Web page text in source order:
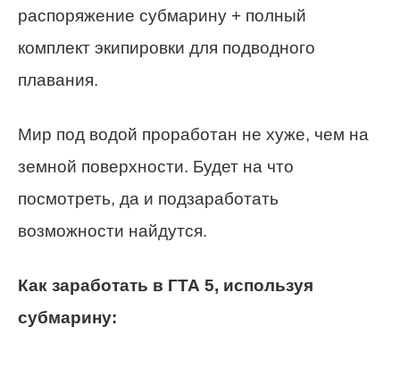
распоряжение субмарину + полный
комплект экипировки для подводного
плавания.
Мир под водой проработан не хуже, чем на
земной поверхности. Будет на что
посмотреть, да и подзаработать
возможности найдутся.
Как заработать в ГТА 5, используя
субмарину: